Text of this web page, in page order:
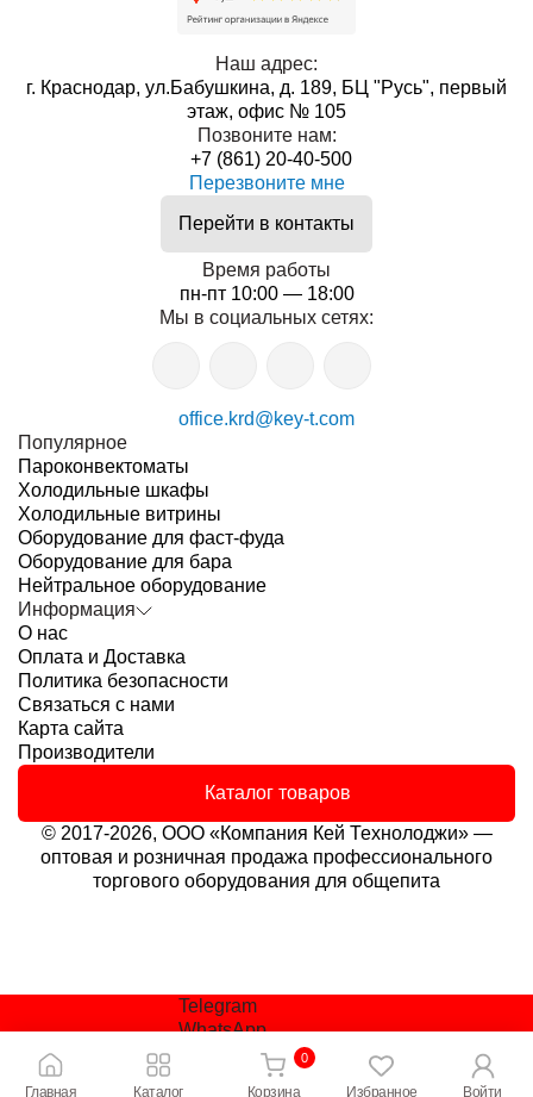
Главная Каталог
0
Корзина Избранное Войти
Наш адрес:
г. Краснодар, ул.Бабушкина, д. 189, БЦ "Русь", первый
этаж, офис № 105
Позвоните нам:
+7 (861) 20-40-500
Перезвоните мне
Перейти в контакты
Время работы
пн-пт 10:00 — 18:00
Мы в социальных сетях:
office.krd@key-t.com
Популярное
Пароконвектоматы
Холодильные шкафы
Холодильные витрины
Оборудование для фаст-фуда
Оборудование для бара
Нейтральное оборудование
Информация
О нас
Оплата и Доставка
Политика безопасности
Связаться с нами
Карта сайта
Производители
Каталог товаров
© 2017-2026, ООО «Компания Кей Технолоджи» —
оптовая и розничная продажа профессионального
торгового оборудования для общепита
Telegram
WhatsApp
office.krd@key-t.com
Заказать звонок